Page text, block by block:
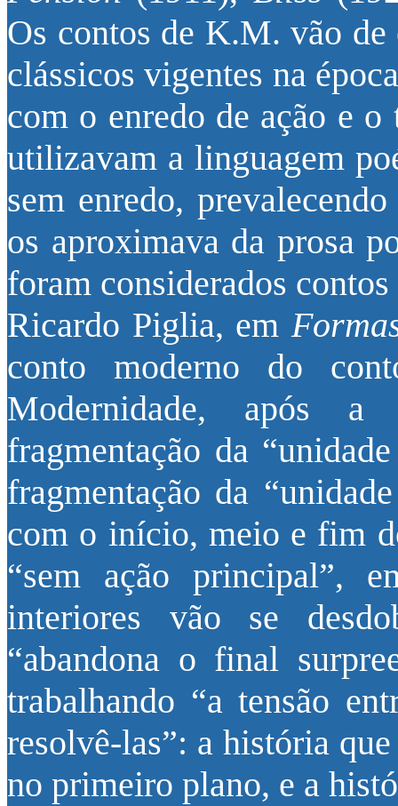
Os contos de K.M. vão de
clássicos vigentes na
com o enredo de ação e
utilizavam a linguagem
sem enredo,
os aproximava da prosa
foram considerados
Ricardo Piglia, em
conto moderno do
Modernidade, após
fragmentação da
fragmentação da
com o início, meio e fim
“sem ação principal”,
interiores vão se
“abandona o final
trabalhando “a tensão
resolvê-las”: a história
no primeiro plano, e a